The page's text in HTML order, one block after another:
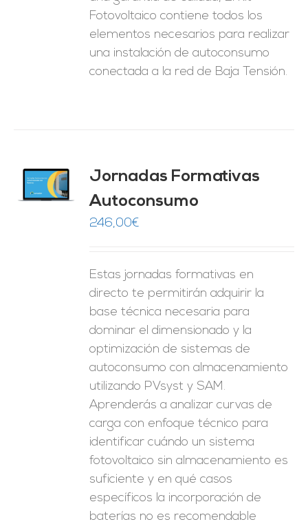
Fotovoltaico contiene todos los
elementos necesarios para realizar
una instalación de autoconsumo
conectada a la red de Baja Tensión.
Jornadas Formativas
Autoconsumo
246,00€
Estas jornadas formativas en
directo te permitirán adquirir la
base técnica necesaria para
dominar el dimensionado y la
optimización de sistemas de
autoconsumo con almacenamiento
utilizando PVsyst y SAM.
Aprenderás a analizar curvas de
carga con enfoque técnico para
identificar cuándo un sistema
fotovoltaico sin almacenamiento es
suficiente y en qué casos
específicos la incorporación de
baterías no es recomendable